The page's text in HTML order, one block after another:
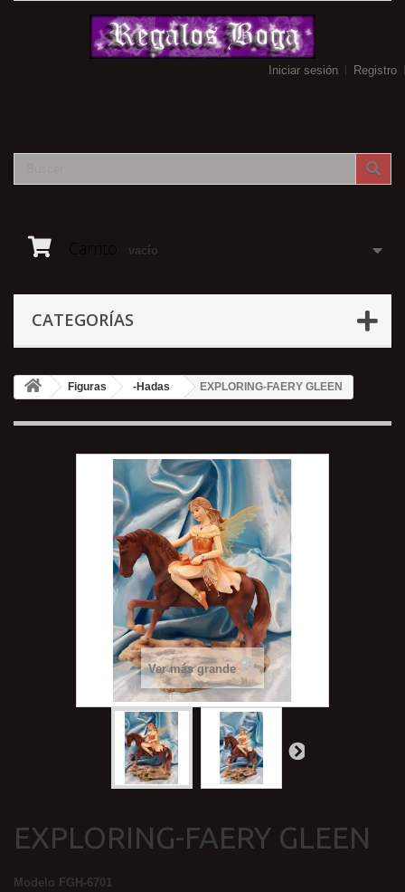
Iniciar sesión Registro
Carrito: vacío
CATEGORÍAS
Figuras -Hadas EXPLORING-FAERY GLEEN
Ver más grande
EXPLORING-FAERY GLEEN
Modelo FGH-6701